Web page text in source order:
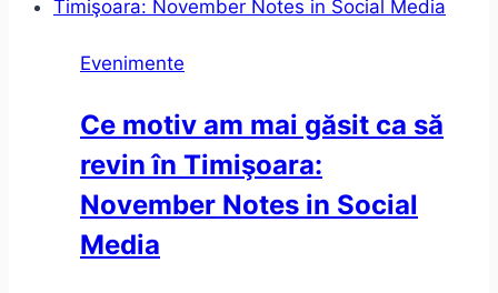
despre
în
Evenimente
Ce motiv am mai găsit ca să
revin în Timişoara:
November Notes in Social
Media